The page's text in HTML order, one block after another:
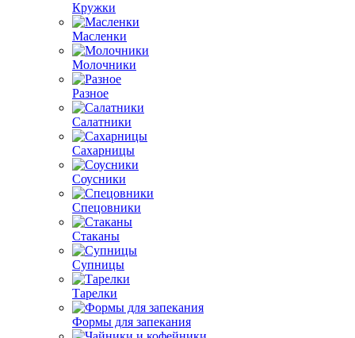
Кружки
Масленки
Молочники
Разное
Салатники
Сахарницы
Соусники
Спецовники
Стаканы
Супницы
Тарелки
Формы для запекания